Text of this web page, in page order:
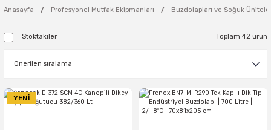
Anasayfa Profesyonel Mutfak Ekipmanları Buzdolapları ve Soğuk
Stoktakiler Toplam 42 ürün
YENİ